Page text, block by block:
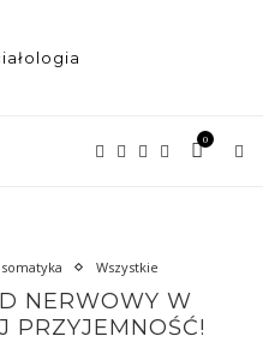
0
Wszystkie
NERWOWY W
PRZYJEMNOŚĆ!